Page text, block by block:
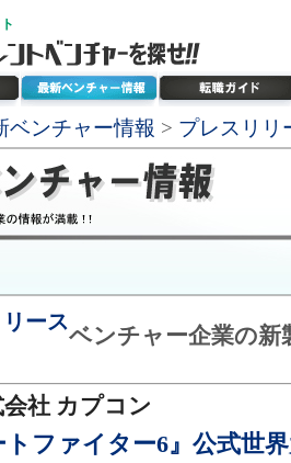
ベンチャー情報 > プレスリリ
ース
ベンチャー企業の新
社 カプコン
トファイター6』公式世